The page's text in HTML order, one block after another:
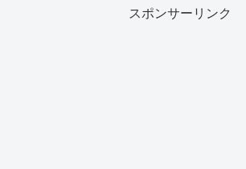
スポンサーリンク